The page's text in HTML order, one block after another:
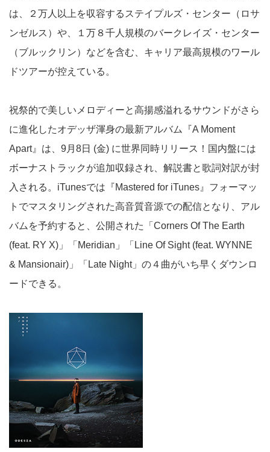
は、２万人以上を収容するステイプルズ・センター（ロサ
ンゼルス）や、１万８千人規模のバークレイズ・センター
（ブルックリン）などを含む、キャリア最高規模のワール
ドツアーが控えている。
祝祭的で美しいメロディーと高揚感溢れるサウンドがさら
に進化したオデッザ渾身の最新アルバム『A Moment
Apart』は、9月8日 (金) に世界同時リリース！国内盤には
ボーナストラックが追加収録され、解説書と歌詞対訳が封
入される。iTunesでは『Mastered for iTunes』フォーマッ
トでマスタリングされた高音質音源での配信となり、アル
バムを予約すると、公開された「Corners Of The Earth
(feat. RY X)」「Meridian」「Line Of Sight (feat. WYNNE
& Mansionair)」「Late Night」の４曲がいち早くダウンロ
ードできる。